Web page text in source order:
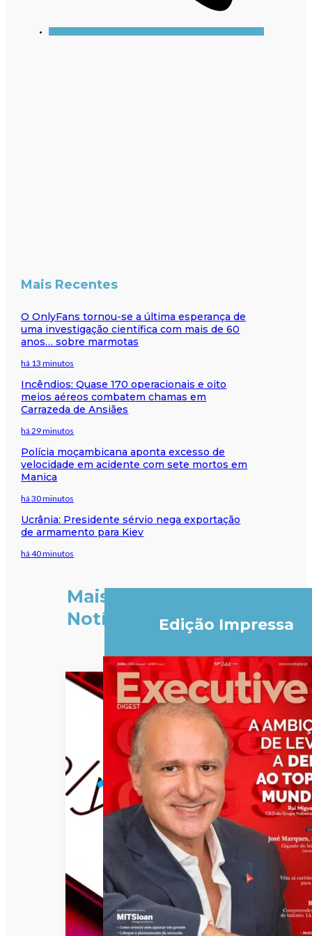
Mais Recentes
O OnlyFans tornou-se a última esperança de
uma investigação científica com mais de 60
anos… sobre marmotas
há 13 minutos
Incêndios: Quase 170 operacionais e oito
meios aéreos combatem chamas em
Carrazeda de Ansiães
há 29 minutos
Polícia moçambicana aponta excesso de
velocidade em acidente com sete mortos em
Manica
há 30 minutos
Ucrânia: Presidente sérvio nega exportação
de armamento para Kiev
há 40 minutos
Mais
Notícias
Edição Impressa